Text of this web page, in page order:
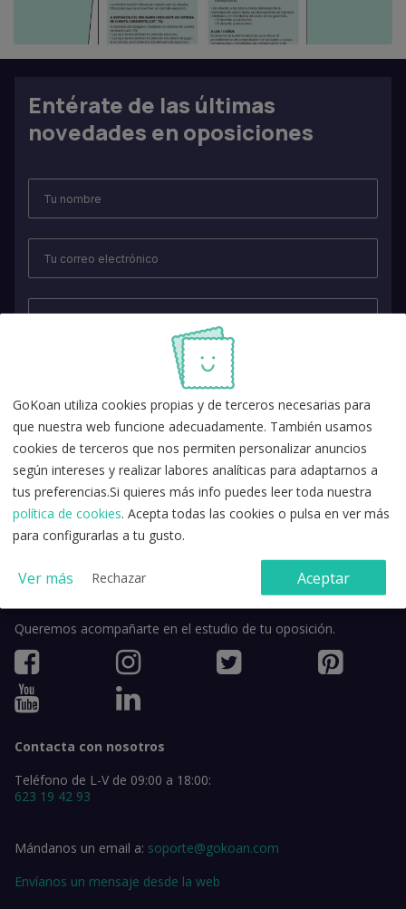
Entérate de las últimas
novedades en oposiciones
Acepto lapolítica de privacidady lostérminos y condiciones de
uso
Queremos acompañarte en el estudio de tu oposición.
Contacta con nosotros
Teléfono de L-V de 09:00 a 18:00:
623 19 42 93
Mándanos un email a: soporte@gokoan.com
Envíanos un mensaje desde la web
GoKoan utiliza cookies propias y de terceros necesarias para
que nuestra web funcione adecuadamente. También usamos
cookies de terceros que nos permiten personalizar anuncios
según intereses y realizar labores analíticas para adaptarnos a
tus preferencias.Si quieres más info puedes leer toda nuestra
política de cookies. Acepta todas las cookies o pulsa en ver más
para configurarlas a tu gusto.
Ver más Rechazar Aceptar